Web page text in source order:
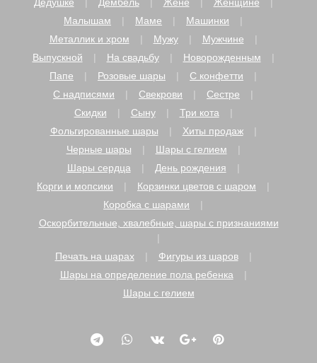
Малышам
Маме
Машинки
Металлик и хром
Мужу
Мужчине
Выпускной
На свадьбу
Новорожденным
Папе
Розовые шары
С конфетти
С надписями
Свекрови
Сестре
Скидки
Сыну
Три кота
Фольгированные шары
Хиты продаж
Черные шары
Шары с гелием
Шары сердца
День рождения
Корги и мопсики
Корзинки цветов с шаром
Коробка с шарами
Оскорбительные, хвалебные, шары с признаниями
Печать на шарах
Фигуры из шаров
Шары на определение пола ребенка
Шары с гелием